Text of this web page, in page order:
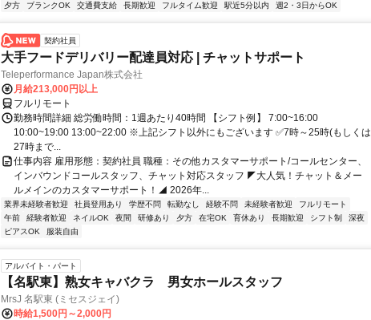
夕方
ブランクOK 交通費支給 長期歓迎 フルタイム歓迎 駅近5分以内 週2・3日からOK
契約社員
大手フードデリバリー配達員対応 | チャットサポート
Teleperformance Japan株式会社
月給213,000円以上
フルリモート
勤務時間詳細 総労働時間：1週あたり40時間 【シフト例】 7:00~16:00
10:00~19:00 13:00~22:00 ※上記シフト以外にもございます ✅7時～25時(もしくは
27時まで...
仕事内容 雇用形態：契約社員 職種：その他カスタマーサポート/コールセンター、
インバウンドコールスタッフ、チャット対応スタッフ ◤大人気！チャット＆メー
ルメインのカスタマーサポート！◢ 2026年...
業界未経験者歓迎 社員登用あり 学歴不問 転勤なし 経験不問 未経験者歓迎
フルリモート
午前
経験者歓迎 ネイルOK 夜間 研修あり 夕方 在宅OK 育休あり 長期歓迎 シフト制
深夜
ピアスOK
服装自由
アルバイト・パート
【名駅東】熟女キャバクラ 男女ホールスタッフ
MrsJ 名駅東 (ミセスジェイ)
時給1,500円～2,000円